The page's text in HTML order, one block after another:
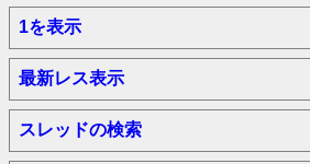
1を表示
最新レス表示
スレッドの検索